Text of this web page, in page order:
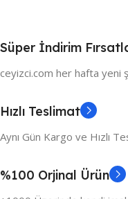
Süper İndirim
ceyizci.com her hafta yeni
Hızlı Teslimat
Aynı Gün Kargo ve Hızlı
%100 Orjinal Ürün